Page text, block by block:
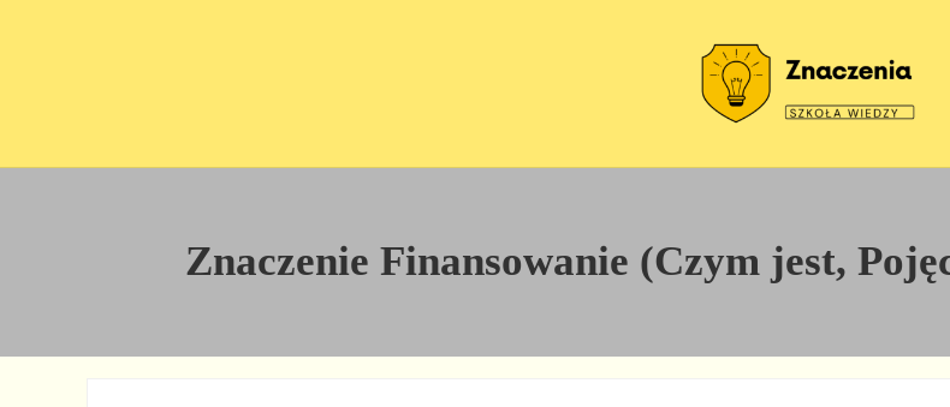
Znaczenie Finansowanie (Czym jest,